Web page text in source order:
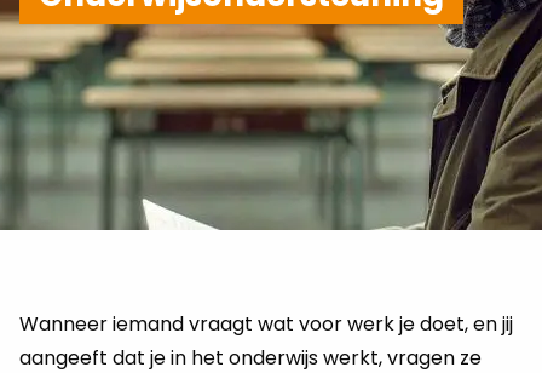
Wanneer iemand vraagt wat voor werk je doet, en jij
aangeeft dat je in het onderwijs werkt, vragen ze